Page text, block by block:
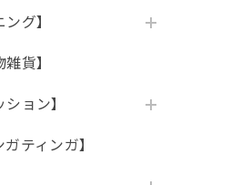
ング】
雑貨】
ション】
ガティンガ】